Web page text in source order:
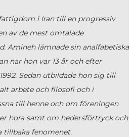
i Iran till en progressiv
av de mest omtalade
Aminehlämnade sin analfabetiska
när hon var 13 år och efter
Sedan utbildade hon sig till
arbete och filosofi och i
till henne och om föreningen
hora samt om hedersförtryck och
tillbaka fenomenet.